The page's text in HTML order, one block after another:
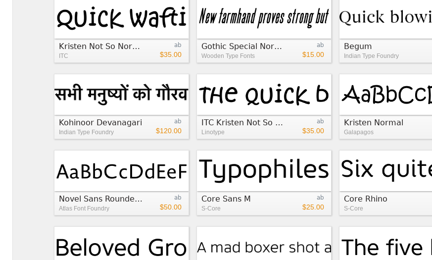
ab
$35.00
Kristen Not So Normal™
ITC
ab
$15.00
Gothic Special Normal Italic
Wooden Type Fonts
Begum
Indian Type Foundry
ab
$120.00
Kohinoor Devanagari
Indian Type Foundry
ab
$35.00
ITC Kristen Not So Normal™
Linotype
Kristen Normal
Galapagos
ab
$50.00
Novel Sans Rounded Pro™
Atlas Font Foundry
ab
$25.00
Core Sans M
S-Core
Core Rhino
S-Core